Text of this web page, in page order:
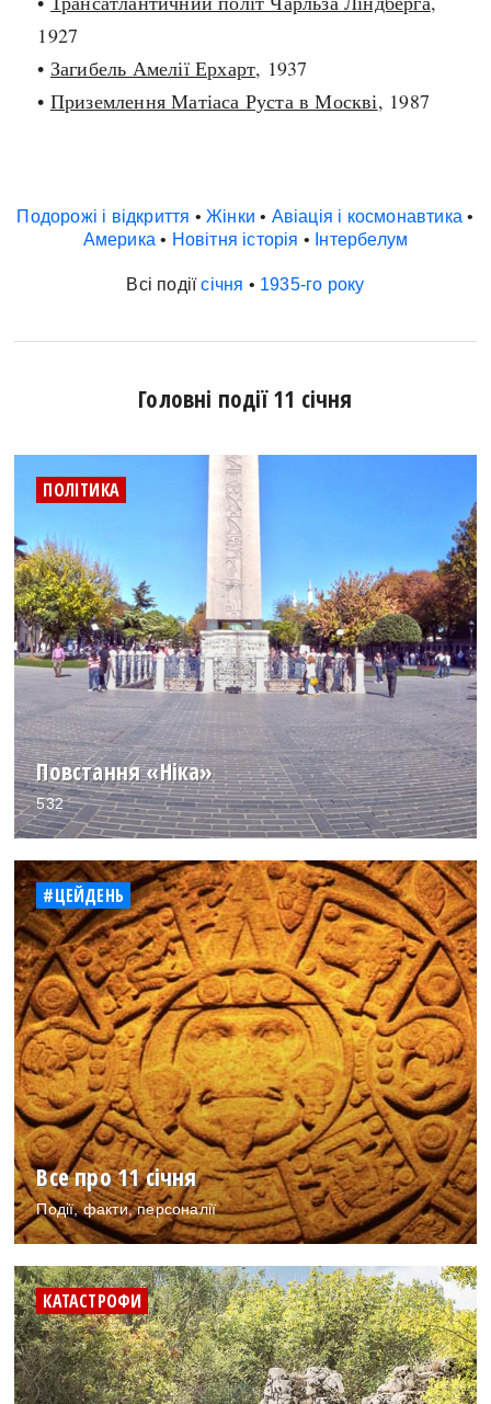
1927
• Загибель Амелії Ерхарт, 1937
• Приземлення Матіаса Руста в Москві, 1987
Подорожі і відкриття •Жінки • Авіація і космонавтика •
Америка • Новітня історія • Інтербелум
Всі подіїсічня • 1935-го року
Головні події 11 січня
ПОЛІТИКА
Повстання «Ніка»
532
#ЦЕЙДЕНЬ
Все про 11 січня
Події, факти, персоналії
КАТАСТРОФИ